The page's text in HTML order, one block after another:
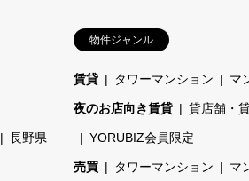
長野県
物件ジャンル
賃貸 タワーマンション マ
夜のお店向き賃貸 貸店舗・
YORUBIZ会員限定
売買 タワーマンション マ